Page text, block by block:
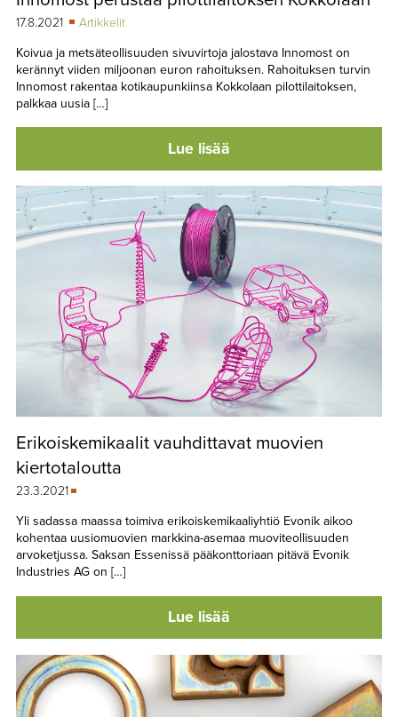
17.8.2021
Artikkelit
Koivua ja metsäteollisuuden sivuvirtoja jalostava Innomost on
kerännyt viiden miljoonan euron rahoituksen. Rahoituksen turvin
Innomost rakentaa kotikaupunkiinsa Kokkolaan pilottilaitoksen,
palkkaa uusia […]
Lue lisää
Erikoiskemikaalit vauhdittavat muovien
kiertotaloutta
23.3.2021
Yli sadassa maassa toimiva erikoiskemikaaliyhtiö Evonik aikoo
kohentaa uusiomuovien markkina-asemaa muoviteollisuuden
arvoketjussa. Saksan Essenissä pääkonttoriaan pitävä Evonik
Industries AG on […]
Lue lisää